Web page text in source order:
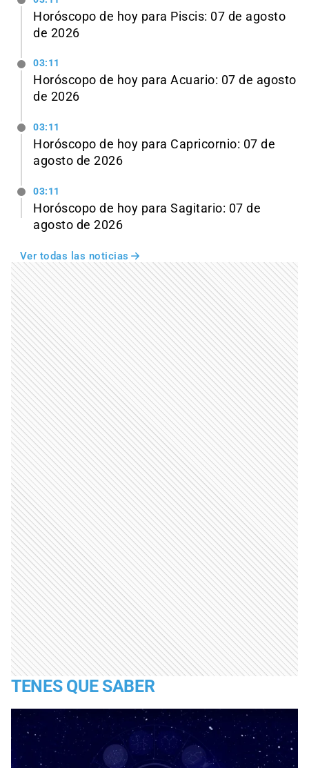
Horóscopo de hoy para Piscis: 07 de agosto
de 2026
03:11
Horóscopo de hoy para Acuario: 07 de agosto
de 2026
03:11
Horóscopo de hoy para Capricornio: 07 de
agosto de 2026
03:11
Horóscopo de hoy para Sagitario: 07 de
agosto de 2026
Ver todas las noticias
TENES QUE SABER